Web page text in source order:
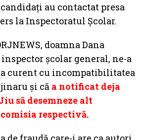
au contactat presa
la Inspectoratul Școlar.
doamna Dana
școlar general, ne-a
curent cu incompatibilitatea
și că a notificat deja
să desemneze alt
respectivă.